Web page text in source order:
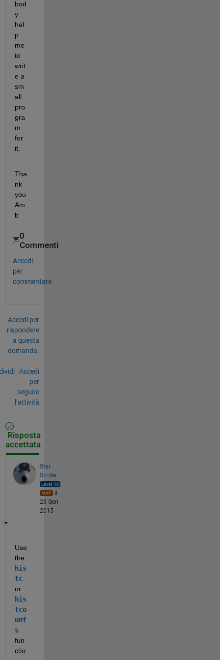
bod
y
hel
p
me
to
writ
e a
sm
all
pro
gra
m
for
it.
Tha
nk
you
Am
b
0
Commenti
Accedi
per
commentare.
Accedi per
rispondere
a questa
domanda.
Accedi
per
seguire
l’attività
Risposta
accettata
Star
Strider
il
23 Gen
2015
Use
the
his
tc
or
his
tco
unt
s
fun
ctio